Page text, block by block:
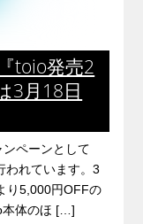
toio発売2
3月18日
ペーンとして
われています。3
り5,000円OFFの
本体のほ […]